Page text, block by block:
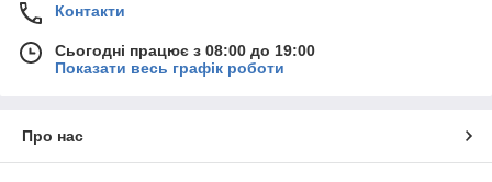
Контакти
Сьогодні працює з 08:00 до 19:00
Показати весь графік роботи
Про нас